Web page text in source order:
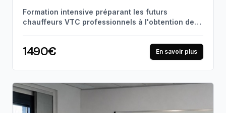
Formation intensive préparant les futurs
chauffeurs VTC professionnels à l'obtention de
et mises en situation réelles, jusqu'à la
certification professionnelle. 97% de réussite à
1490€ En savoir plus